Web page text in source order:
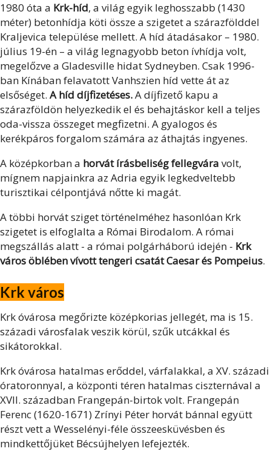
1980 óta a Krk-híd, a világ egyik leghosszabb (1430
méter) betonhídja köti össze a szigetet a szárazfölddel
Kraljevica települése mellett. A híd átadásakor – 1980.
július 19-én – a világ legnagyobb beton ívhídja volt,
megelőzve a Gladesville hidat Sydneyben. Csak 1996-
ban Kínában felavatott Vanhszien híd vette át az
elsőséget. A híd díjfizetéses.A díjfizető kapu a
szárazföldön helyezkedik el és behajtáskor kell a teljes
oda-vissza összeget megfizetni. A gyalogos és
kerékpáros forgalom számára az áthajtás ingyenes.
A középkorban a horvát írásbeliség fellegvára volt,
mígnem napjainkra az Adria egyik legkedveltebb
turisztikai célpontjává nőtte ki magát.
A többi horvát sziget történelméhez hasonlóan Krk
szigetet is elfoglalta a Római Birodalom. A római
megszállás alatt - a római polgárháború idején - Krk
város öblében vívott tengeri csatát Caesar és Pompeius.
Krk város
Krk óvárosa megőrizte középkorias jellegét, ma is 15.
századi városfalak veszik körül, szűk utcákkal és
sikátorokkal.
Krk óvárosa hatalmas erőddel, várfalakkal, a XV. századi
óratoronnyal, a központi téren hatalmas ciszternával a
XVII. században Frangepán-birtok volt. Frangepán
Ferenc (1620-1671) Zrínyi Péter horvát bánnal együtt
részt vett a Wesselényi-féle összeesküvésben és
mindkettőjüket Bécsújhelyen lefejezték.